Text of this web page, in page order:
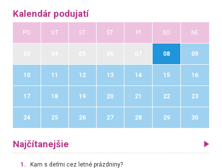
Kalendár podujatí
PO UT ST ŠT PI SO NE
08 09
10 11 12 13 14 15 16
17 18 19 20 21 22 23
24 25 26 27 28 29 30
Najčítanejšie
1. Kam s deťmi cez letné prázdniny?